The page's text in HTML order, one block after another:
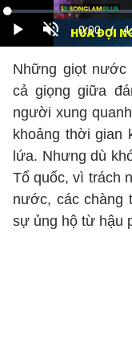
Những giọt nước
cả giọng giữa
người xung
khoảng thời gian
lứa. Nhưng dù
Tổ quốc, vì trách
nước, các chàng
sự ủng hộ từ hậu